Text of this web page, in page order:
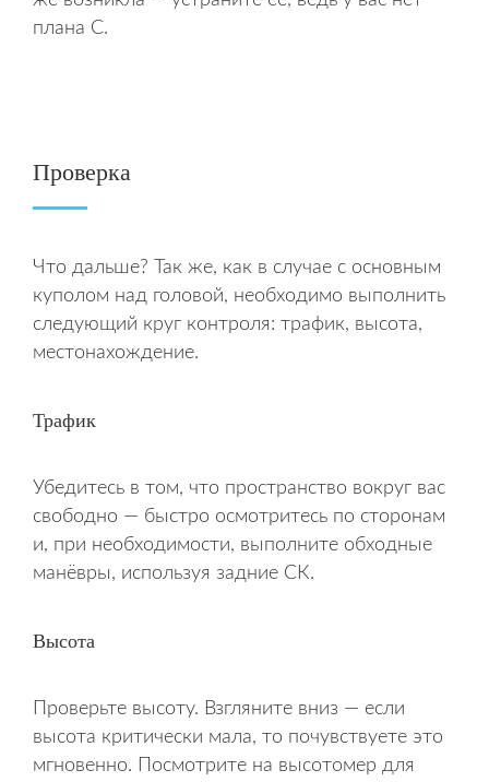
плана С.
Проверка
Что дальше? Так же, как в случае с основным
куполом над головой, необходимо выполнить
следующий круг контроля: трафик, высота,
местонахождение.
Трафик
Убедитесь в том, что пространство вокруг вас
свободно — быстро осмотритесь по сторонам
и, при необходимости, выполните обходные
манёвры, используя задние СК.
Высота
Проверьте высоту. Взгляните вниз — если
высота критически мала, то почувствуете это
мгновенно. Посмотрите на высотомер для